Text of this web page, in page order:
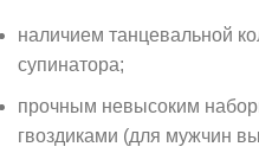
наличием танцевальной
супинатора;
прочным невысоким
гвоздиками (для мужчин